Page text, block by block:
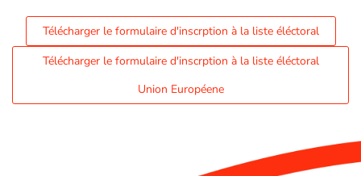
Télécharger le formulaire d'inscrption à la liste éléctoral
Télécharger le formulaire d'inscrption à la liste éléctoral
Union Européene